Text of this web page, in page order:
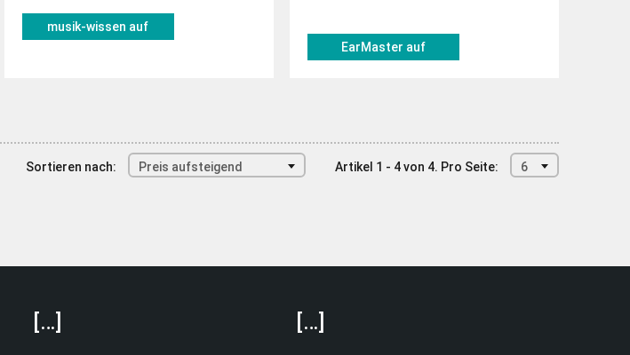
musik-wissen auf
EarMaster auf
Sortieren nach: Preis aufsteigend Artikel 1 - 4 von 4. Pro Seite: 6
[…] […]